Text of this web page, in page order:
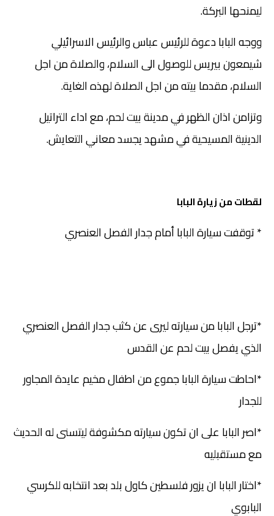
ليمنحها البركة.
ووجه البابا دعوة للرئيس عباس والرئيس الاسرائيلي
شيمعون بيريس للوصول الى السلام، والصلاة من اجل
السلام، مقدما بيته من اجل الصلاة لهذه الغاية.
وتزامن اذان الظهر في مدينة بيت لحم، مع اداء التراتيل
الدينية المسيحية في مشهد يجسد معاني التعايش.
لقطات من زيارة البابا
* توقفت سيارة البابا أمام جدار الفصل العنصري
*ترجل البابا من سيارته ليرى عن كثب جدار الفصل العنصري
الذي يفصل بيت لحم عن القدس
*احاطت سيارة البابا جموع من اطفال مخيم عايدة المجاور
للجدار
*اصر البابا على ان تكون سيارته مكشوفة ليتسنى له الحديث
مع مستقبليه
*اختار البابا ان يزور فلسطين كاول بلد بعد انتخابه للكرسي
البابوي